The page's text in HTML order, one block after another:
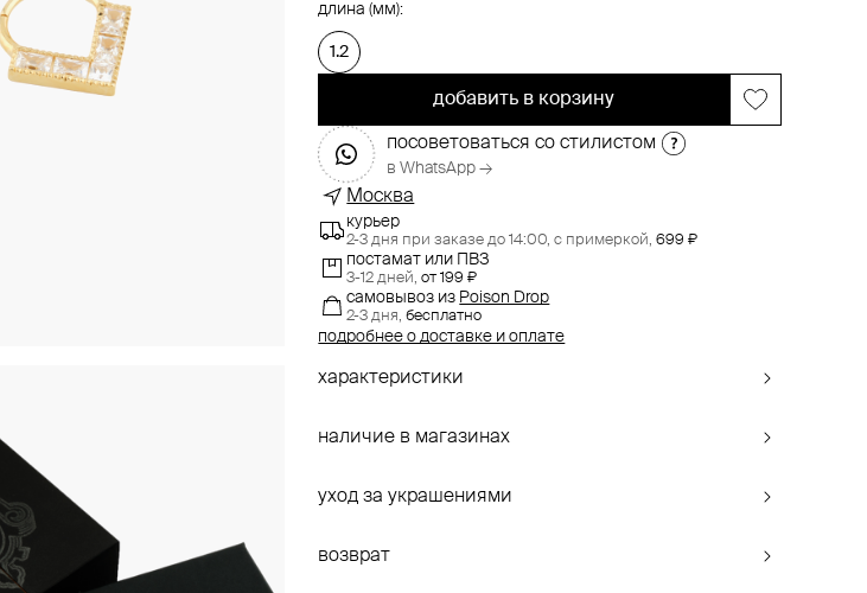
длина (мм):
1.2
добавить в корзину
посоветоваться со стилистом
в WhatsApp →
Москва
курьер
2-3 дня при заказе до 14:00,с примеркой, 699 ₽
постамат или ПВЗ
3-12 дней,от 199 ₽
самовывоз из Poison Drop
2-3 дня,бесплатно
подробнее о доставке и оплате
характеристики
наличие в магазинах
уход за украшениями
возврат